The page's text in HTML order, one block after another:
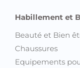
Habillement et
Beauté et Bien
Chaussures
Equipements